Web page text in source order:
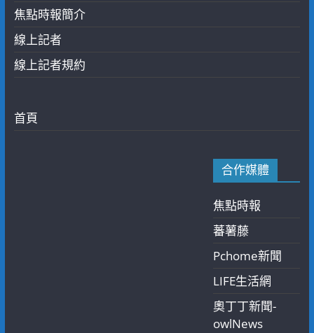
焦點時報簡介
線上記者
線上記者規約
首頁
合作媒體
焦點時報
蕃薯藤
Pchome新聞
LIFE生活網
奧丁丁新聞-
owlNews